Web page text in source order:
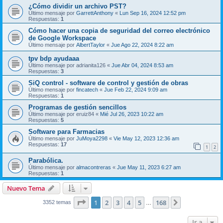
¿Cómo dividir un archivo PST?
Último mensaje por GarrettAnthony « Lun Sep 16, 2024 12:52 pm
Respuestas: 1
Cómo hacer una copia de seguridad del correo electrónico
de Google Workspace
Último mensaje por AlbertTaylor « Jue Ago 22, 2024 8:22 am
tpv bdp ayudaaa
Último mensaje por adrianita126 « Jue Abr 04, 2024 8:53 am
Respuestas: 3
SiQ control - software de control y gestión de obras
Último mensaje por fincatech « Jue Feb 22, 2024 9:09 am
Respuestas: 1
Programas de gestión sencillos
Último mensaje por eruiz84 « Mié Jul 26, 2023 10:22 am
Respuestas: 5
Software para Farmacias
Último mensaje por JuMoya2298 « Vie May 12, 2023 12:36 am
Respuestas: 17 1 2
Parabólica.
Último mensaje por almacontreras « Jue May 11, 2023 6:27 am
Respuestas: 1
Nuevo Tema
3352 temas Página de 168
1 2 3 4 5 168